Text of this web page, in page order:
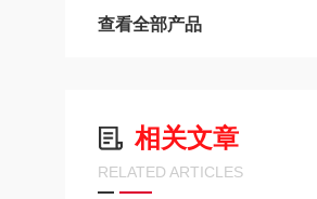
查看全部产品
相关文章
RELATED ARTICLES